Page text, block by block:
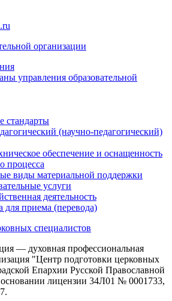
организации
управления образовательной
стандарты
(научно-педагогический)
обеспечение и оснащенность
процесса
виды материальной поддержки
услуги
деятельность
для приема (перевода)
специалистов
— духовная профессиональная
"Центр подготовки церковных
Eпархии Русской Православной
лицензии 34Л01 № 0001733,